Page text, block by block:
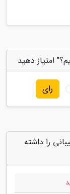
امتیاز دهید
رای
را داشته